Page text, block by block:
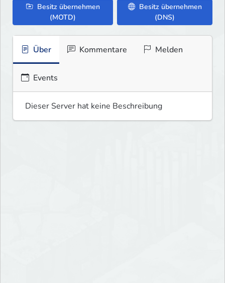
Besitz übernehmen
(MOTD)
Besitz übernehmen
(DNS)
Über Kommentare Melden
Events
Dieser Server hat keine Beschreibung